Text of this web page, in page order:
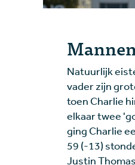
Natuurlijk
vader zijn
toen Charlie
elkaar twee
ging Charlie
59 (-13)
Justin